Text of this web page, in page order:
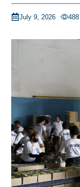
July 9, 2026 488